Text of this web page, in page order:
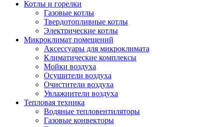
Котлы и горелки
Газовые котлы
Твердотопливные котлы
Электрические котлы
Микроклимат помещений
Аксессуары для микроклимата
Климатические комплексы
Мойки воздуха
Осушители воздуха
Очистители воздуха
Увлажнители воздуха
Тепловая техника
Водяные тепловентиляторы
Газовые конвекторы